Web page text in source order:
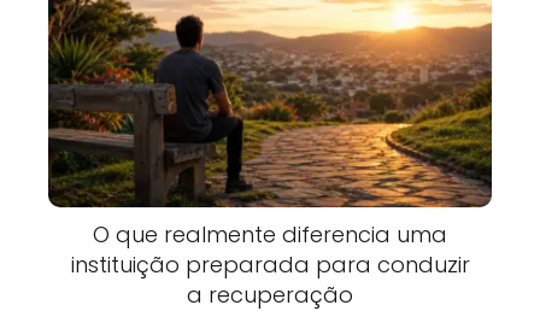
O que realmente diferencia uma
instituição preparada para conduzir
a recuperação